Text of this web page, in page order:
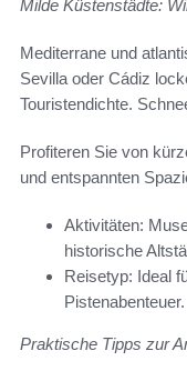
Milde Küstenstädte:
Mediterrane und
Sevilla oder Cádiz
Touristendichte.
Profiteren Sie von
und entspannten
Aktivitäten:
historische
Reisetyp: Ideal
Pistenabenteuer.
Praktische Tipps zur